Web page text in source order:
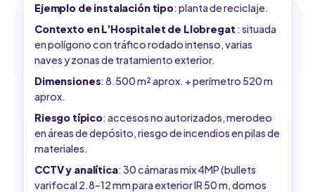
Ejemplo de instalación tipo: planta de reciclaje.
Contexto en L'Hospitalet de Llobregat : situada
en polígono con tráfico rodado intenso, varias
naves y zonas de tratamiento exterior.
Dimensiones: 8.500 m² aprox. + perímetro 520 m
aprox.
Riesgo típico: accesos no autorizados, merodeo
en áreas de depósito, riesgo de incendios en pilas de
materiales.
CCTV y analítica: 30 cámaras mix 4MP (bullets
varifocal 2.8–12 mm para exterior IR 50 m, domos